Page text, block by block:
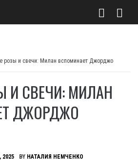
И СВЕЧИ: МИЛАН
ДЖОРДЖО
BY НАТАЛИЯ НЕМЧЕНКО